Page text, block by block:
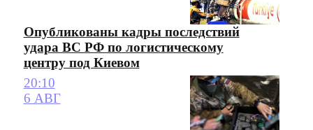
Опубликованы кадры последствий
удара ВС РФ по логистическому
центру под Киевом
20:10
6 АВГ